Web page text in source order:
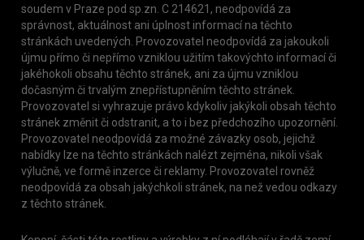
soudem v Praze pod sp.zn. C 214621, neodpovídá za
správnost, aktuálnost ani úplnost informací na těchto
stránkách uvedených. Provozovatel neodpovídá za jakoukoli
újmu přímo či nepřímo vzniklou užitím takovýchto informací či
jakéhokoli obsahu těchto stránek, ani za újmu vzniklou
dočasným či trvalým znepřístupněním těchto stránek.
Provozovatel si vyhrazuje právo kdykoliv jakýkoli obsah těchto
stránek změnit či odstranit, a to i bez předchozího upozornění.
Provozovatel neodpovídá za možné závazky osob, jejichž
nabídky lze na těchto stránkách nalézt zejména, nikoli však
výlučně, ve formě inzerce či reklamy. Provozovatel rovněž
neodpovídá za obsah jakýchkoli stránek, na než vedou odkazy
z těchto stránek.